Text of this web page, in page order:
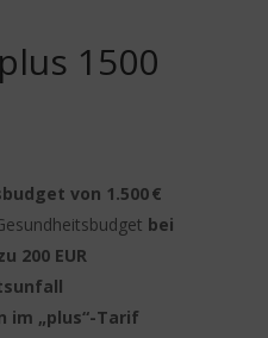
1500
von 1.500 €
bei
200 EUR
im „plus“-Tarif